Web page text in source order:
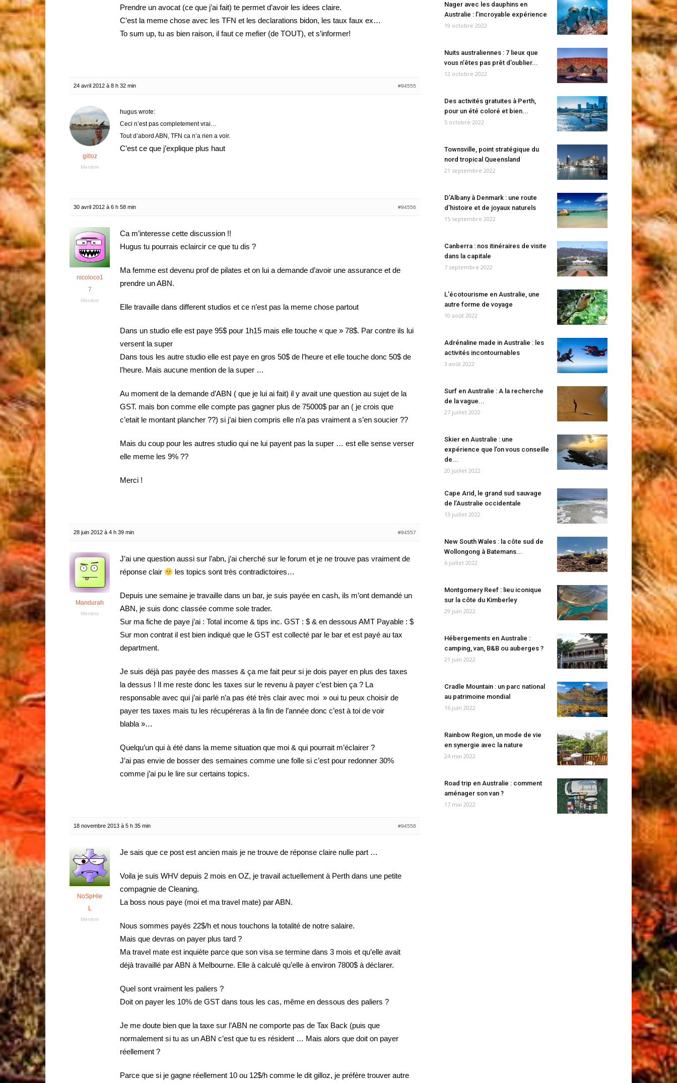
Prendre un avocat (ce que j’ai fait) te permet d’avoir les idees claire.
C’est la meme chose avec les TFN et les declarations bidon, les taux faux ex…
To sum up, tu as bien raison, il faut ce mefier (de TOUT), et s’informer!
24 avril 2012 à 8 h 32 min #94555
gilloz
Membre
hugus wrote:
Ceci n’est pas completement vrai…
Tout d’abord ABN, TFN ca n’a rien a voir.
C’est ce que j’explique plus haut
30 avril 2012 à 6 h 58 min #94556
nicoloco1
7
Membre
Ca m’interesse cette discussion !!
Hugus tu pourrais eclaircir ce que tu dis ?
Ma femme est devenu prof de pilates et on lui a demande d’avoir une assurance et de
prendre un ABN.
Elle travaille dans different studios et ce n’est pas la meme chose partout
Dans un studio elle est paye 95$ pour 1h15 mais elle touche « que » 78$. Par contre ils lui
versent la super
Dans tous les autre studio elle est paye en gros 50$ de l’heure et elle touche donc 50$ de
l’heure. Mais aucune mention de la super …
Au moment de la demande d’ABN ( que je lui ai fait) il y avait une question au sujet de la
GST. mais bon comme elle compte pas gagner plus de 75000$ par an ( je crois que
c’etait le montant plancher ??) si j’ai bien compris elle n’a pas vraiment a s’en soucier ??
Mais du coup pour les autres studio qui ne lui payent pas la super … est elle sense verser
elle meme les 9% ??
Merci !
28 juin 2012 à 4 h 39 min #94557
Mandurah
Membre
J’ai une question aussi sur l’abn, j’ai cherché sur le forum et je ne trouve pas vraiment de
réponse clair
les topics sont très contradictoires…
Depuis une semaine je travaille dans un bar, je suis payée en cash, ils m’ont demandé un
ABN, je suis donc classée comme sole trader.
Sur ma fiche de paye j’ai : Total income & tips inc. GST : $ & en dessous AMT Payable : $
Sur mon contrat il est bien indiqué que le GST est collecté par le bar et est payé au tax
department.
Je suis déjà pas payée des masses & ça me fait peur si je dois payer en plus des taxes
la dessus ! Il me reste donc les taxes sur le revenu à payer c’est bien ça ? La
responsable avec qui j’ai parlé n’a pas été très clair avec moi » oui tu peux choisir de
payer tes taxes mais tu les récupéreras à la fin de l’année donc c’est à toi de voir
blabla »…
Quelqu’un qui à été dans la meme situation que moi & qui pourrait m’éclairer ?
J’ai pas envie de bosser des semaines comme une folle si c’est pour redonner 30%
comme j’ai pu le lire sur certains topics.
18 novembre 2013 à 5 h 35 min #94558
NoSpHie
L
Membre
Je sais que ce post est ancien mais je ne trouve de réponse claire nulle part …
Voila je suis WHV depuis 2 mois en OZ, je travail actuellement à Perth dans une petite
compagnie de Cleaning.
La boss nous paye (moi et ma travel mate) par ABN.
Nous sommes payés 22$/h et nous touchons la totalité de notre salaire.
Mais que devras on payer plus tard ?
Ma travel mate est inquiète parce que son visa se termine dans 3 mois et qu’elle avait
déjà travaillé par ABN à Melbourne. Elle à calculé qu’elle à environ 7800$ à déclarer.
Quel sont vraiment les paliers ?
Doit on payer les 10% de GST dans tous les cas, même en dessous des paliers ?
Je me doute bien que la taxe sur l’ABN ne comporte pas de Tax Back (puis que
normalement si tu as un ABN c’est que tu es résident … Mais alors que doit on payer
réellement ?
Parce que si je gagne réellement 10 ou 12$/h comme le dit gilloz, je préfère trouver autre
Nager avec les dauphins en
Australie : l’incroyable expérience
19 octobre 2022
Nuits australiennes : 7 lieux que
vous n’êtes pas prêt d’oublier...
12 octobre 2022
Des activités gratuites à Perth,
pour un été coloré et bien...
5 octobre 2022
Townsville, point stratégique du
nord tropical Queensland
21 septembre 2022
D’Albany à Denmark : une route
d’histoire et de joyaux naturels
15 septembre 2022
Canberra : nos itinéraires de visite
dans la capitale
7 septembre 2022
L’écotourisme en Australie, une
autre forme de voyage
10 août 2022
Adrénaline made in Australie : les
activités incontournables
3 août 2022
Surf en Australie : A la recherche
de la vague...
27 juillet 2022
Skier en Australie : une
expérience que l’on vous conseille
de...
20 juillet 2022
Cape Arid, le grand sud sauvage
de l’Australie occidentale
13 juillet 2022
New South Wales : la côte sud de
Wollongong à Batemans...
6 juillet 2022
Montgomery Reef : lieu iconique
sur la côte du Kimberley
29 juin 2022
Hébergements en Australie :
camping, van, B&B ou auberges ?
21 juin 2022
Cradle Mountain : un parc national
au patrimoine mondial
16 juin 2022
Rainbow Region, un mode de vie
en synergie avec la nature
24 mai 2022
Road trip en Australie : comment
aménager son van ?
17 mai 2022